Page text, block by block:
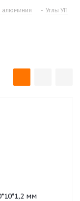
алюминия - Углы УП
мм